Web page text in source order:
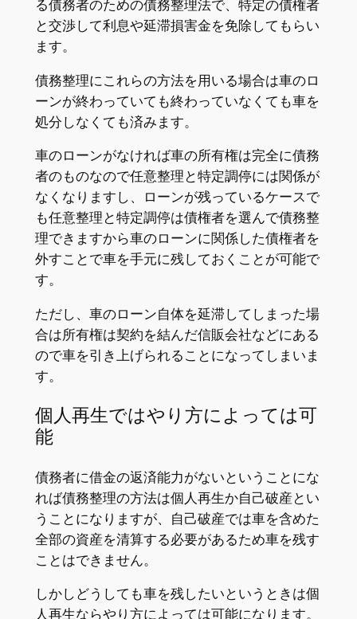
る債務者のための債務整理法で、特定の債権者
と交渉して利息や延滞損害金を免除してもらい
ます。
債務整理にこれらの方法を用いる場合は車のロ
ーンが終わっていても終わっていなくても車を
処分しなくても済みます。
車のローンがなければ車の所有権は完全に債務
者のものなので任意整理と特定調停には関係が
なくなりますし、ローンが残っているケースで
も任意整理と特定調停は債権者を選んで債務整
理できますから車のローンに関係した債権者を
外すことで車を手元に残しておくことが可能で
す。
ただし、車のローン自体を延滞してしまった場
合は所有権は契約を結んだ信販会社などにある
ので車を引き上げられることになってしまいま
す。
個人再生ではやり方によっては可
能
債務者に借金の返済能力がないということにな
れば債務整理の方法は個人再生か自己破産とい
うことになりますが、自己破産では車を含めた
全部の資産を清算する必要があるため車を残す
ことはできません。
しかしどうしても車を残したいというときは個
人再生ならやり方によっては可能になります。